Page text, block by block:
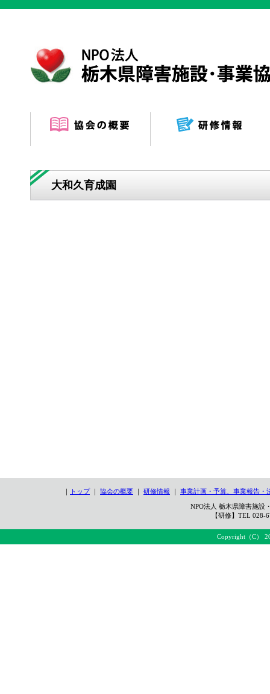
大和久育成園
｜ トップ｜ 協会の概要 ｜ 研修情報 ｜ 事業計画・予算、事業報告・
NPO法人 栃木県障害施
【研修】TEL
Copyright（C）